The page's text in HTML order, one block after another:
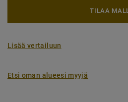
TILAA
Lisää vertailuun
Etsi oman alueesi myyjä